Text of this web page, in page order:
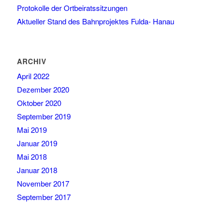
Protokolle der Ortbeiratssitzungen
Aktueller Stand des Bahnprojektes Fulda- Hanau
ARCHIV
April 2022
Dezember 2020
Oktober 2020
September 2019
Mai 2019
Januar 2019
Mai 2018
Januar 2018
November 2017
September 2017